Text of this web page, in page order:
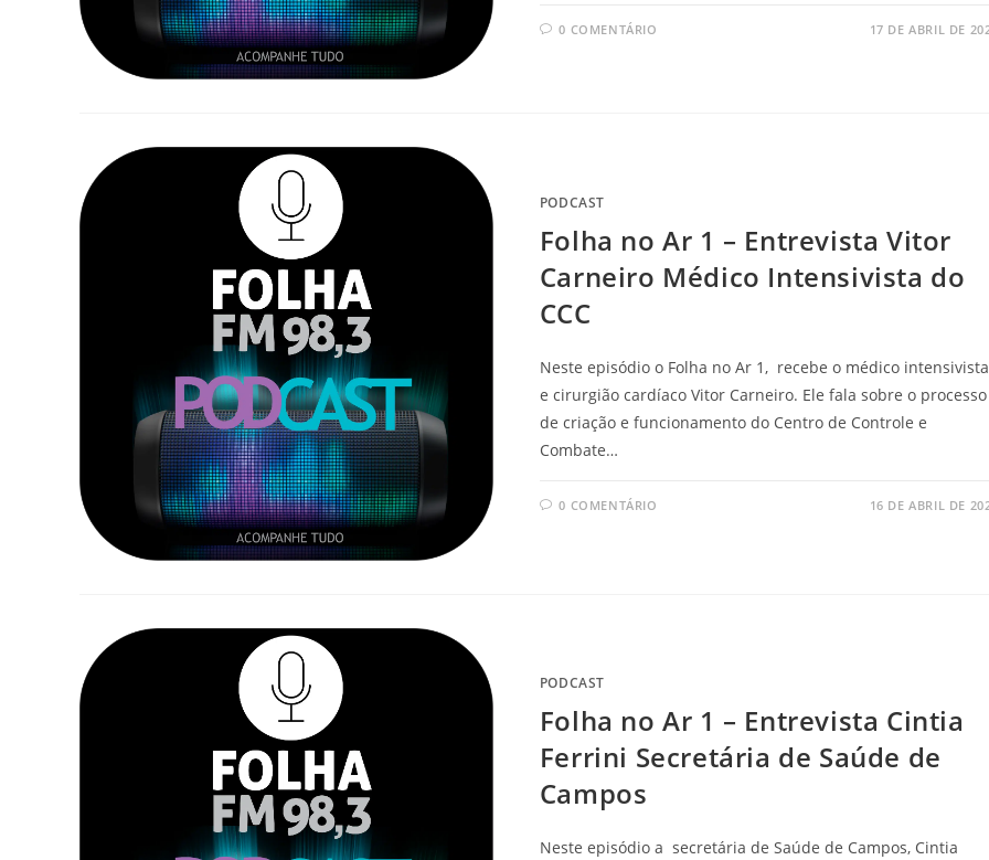
0 COMENTÁRIO 17 DE ABRIL DE
PODCAST
Folha no Ar 1 – Entrevista Vitor
Carneiro Médico Intensivista do
CCC
Neste episódio o Folha no Ar 1, recebe o médico intensivista
e cirurgião cardíaco Vitor Carneiro. Ele fala sobre o processo
de criação e funcionamento do Centro de Controle e
Combate…
0 COMENTÁRIO 16 DE ABRIL DE
PODCAST
Folha no Ar 1 – Entrevista Cintia
Ferrini Secretária de Saúde de
Campos
Neste episódio a secretária de Saúde de Campos, Cintia